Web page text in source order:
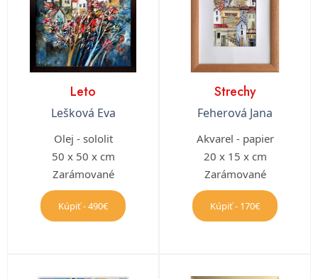
Leto
Lešková Eva
Olej - sololit
50 x 50 x cm
Zarámované
Kúpiť - 490€
Strechy
Feherová Jana
Akvarel - papier
20 x 15 x cm
Zarámované
Kúpiť - 170€